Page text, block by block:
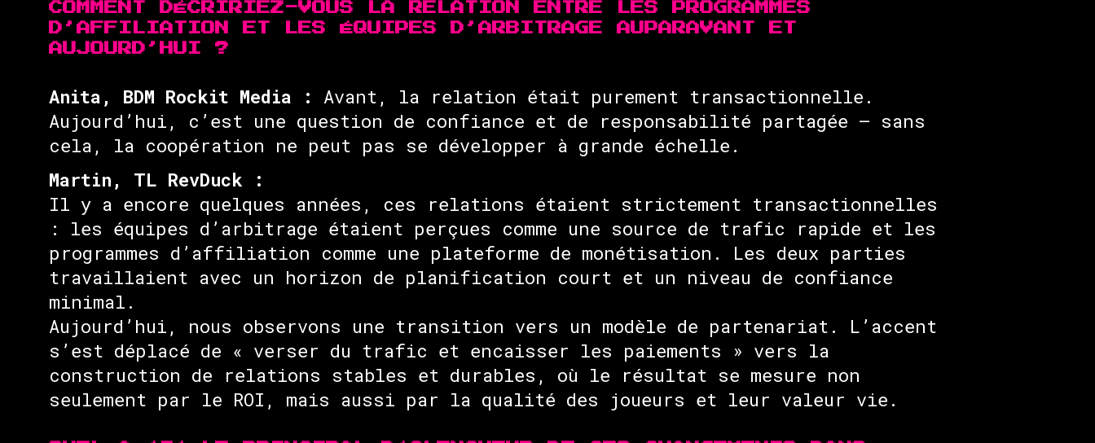
COMMENT DÉCRIRIEZ-VOUS LA RELATION ENTRE LES PROGRAMMES
D’AFFILIATION ET LES ÉQUIPES D’ARBITRAGE AUPARAVANT ET
AUJOURD’HUI ?
Anita, BDM Rockit Media :
Avant, la relation était purement transactionnelle.
Aujourd’hui, c’est une question de confiance et de responsabilité partagée — sans
cela, la coopération ne peut pas se développer à grande échelle.
Martin, TL RevDuck :
Il y a encore quelques années, ces relations étaient strictement transactionnelles
: les équipes d’arbitrage étaient perçues comme une source de trafic rapide et les
programmes d’affiliation comme une plateforme de monétisation. Les deux parties
travaillaient avec un horizon de planification court et un niveau de confiance
minimal.
Aujourd’hui, nous observons une transition vers un modèle de partenariat. L’accent
s’est déplacé de « verser du trafic et encaisser les paiements » vers la
construction de relations stables et durables, où le résultat se mesure non
seulement par le ROI, mais aussi par la qualité des joueurs et leur valeur vie.